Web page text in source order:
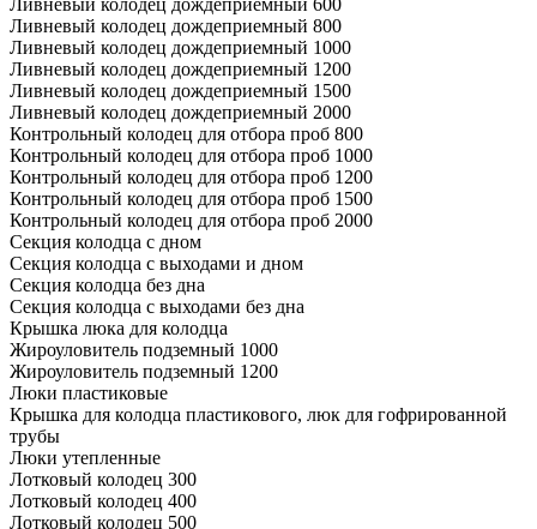
Ливневый колодец дождеприемный 600
Ливневый колодец дождеприемный 800
Ливневый колодец дождеприемный 1000
Ливневый колодец дождеприемный 1200
Ливневый колодец дождеприемный 1500
Ливневый колодец дождеприемный 2000
Контрольный колодец для отбора проб 800
Контрольный колодец для отбора проб 1000
Контрольный колодец для отбора проб 1200
Контрольный колодец для отбора проб 1500
Контрольный колодец для отбора проб 2000
Секция колодца с дном
Секция колодца с выходами и дном
Секция колодца без дна
Секция колодца с выходами без дна
Крышка люка для колодца
Жироуловитель подземный 1000
Жироуловитель подземный 1200
Люки пластиковые
Крышка для колодца пластикового, люк для гофрированной
трубы
Люки утепленные
Лотковый колодец 300
Лотковый колодец 400
Лотковый колодец 500